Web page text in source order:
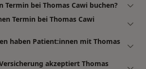
Termin bei Thomas Cawi buchen?
Termin bei Thomas Cawi
haben Patient:innen mit Thomas
akzeptiert Thomas